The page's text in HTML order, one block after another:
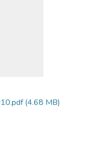
(4.68 MB)